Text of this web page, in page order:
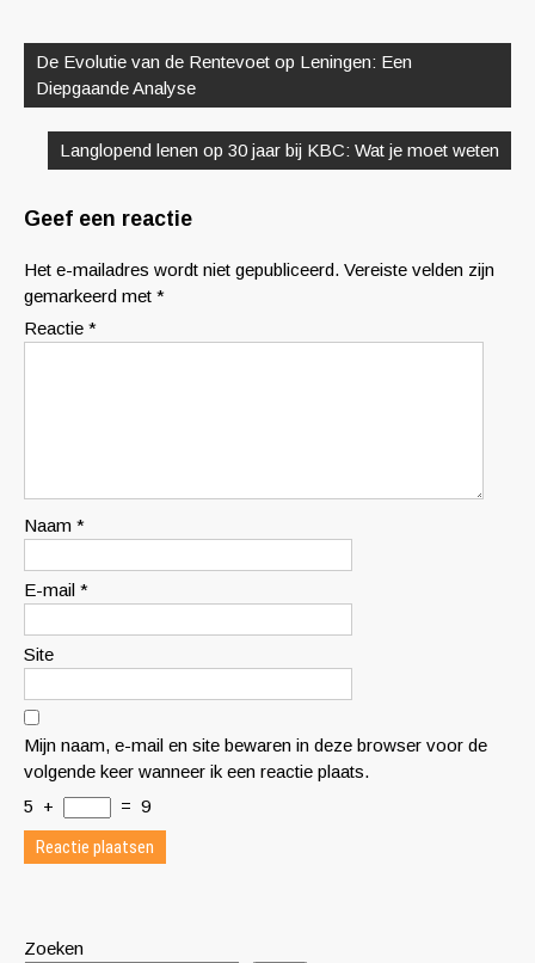
De Evolutie van de Rentevoet op Leningen: Een
Diepgaande Analyse
Langlopend lenen op 30 jaar bij KBC: Wat je moet weten
Geef een reactie
Het e-mailadres wordt niet gepubliceerd. Vereiste velden zijn
gemarkeerd met *
Reactie *
Naam *
E-mail *
Site
Mijn naam, e-mail en site bewaren in deze browser voor de
volgende keer wanneer ik een reactie plaats.
5 + = 9
Zoeken